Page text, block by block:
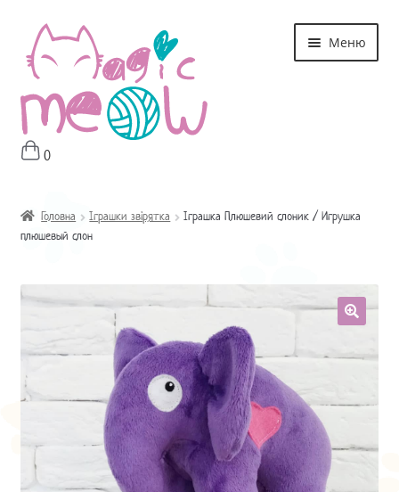
Перейти
до
навігації
Перейти
до
контенту
Меню
Головна
Магазин
Оплата і Доставка
Контакти
0
Головна Іграшки звірятка
Іграшка Плюшевий слоник / Игрушка
плюшевый слон